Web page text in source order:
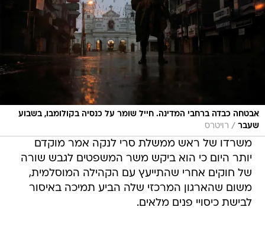
אבטחה כבדה ברחבי המדינה. חייל שומר על כנסיה בקולומבו, בשבוע
שעבר / רויטרס
משרדו של ראש ממשלת סרי לנקה אמר מוקדם
יותר היום כי הוא ביקש משר המשפטים לגבש שורה
של חוקים אחרי שהתייעץ עם הקהילה המוסלמית,
משום שהארגון המרכזי שלה הביע תמיכה באיסור
לבישת כיסויי פנים מלאים.